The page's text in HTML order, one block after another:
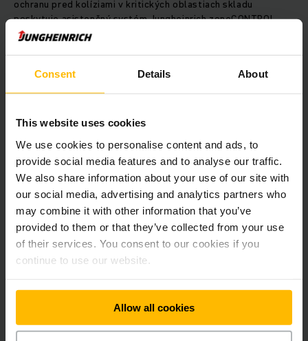
Consent Details About
This website uses cookies
We use cookies to personalise content and ads, to
provide social media features and to analyse our traffic.
We also share information about your use of our site with
our social media, advertising and analytics partners who
may combine it with other information that you’ve
provided to them or that they’ve collected from your use
of their services. You consent to our cookies if you
continue to use our website.
Allow all cookies
ochranu pred kolíziami v kritických oblastiach skladu
poskytuje asistenčný systém Jungheinrich zoneCONTROL.
PureEnergy a lítiovo-iónové batérie pre energetickú
efektívnosť
trojfázovými motormi s technologickým konceptom
PureEnergy spoločnosti Jungheinrich pre zvýšenú
energetickú efektívnosť. Vďaka tomu dosahujú tieto
vysokozdvižné vozíky veľmi vysokú účinnosť. Okrem toho sú
k dispozícii s progresívnou lítiovo-iónovou technológiou.
Batérie umožňujú rýchle a pohodlné priebežné dobíjanie, a
preto sú ideálne pre viaczmennú prevádzku. „Životnosť
lítiovo-iónových batérií je trikrát dlhšia ako životnosť
bežných systémov na uskladňovanie energie. Očakávame, že
naši zákazníci sa rozhodnú pre lítiovo-iónovú technológiu, a
každodennej prevádzke – napríklad vyžadujú menšiu údržbu,“
hovorí Thomas Angstenberger.